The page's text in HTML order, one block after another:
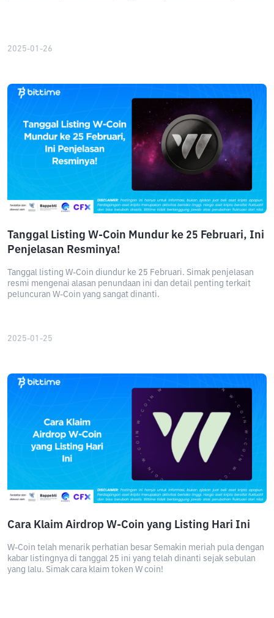
2025-01-26
Tanggal Listing W-Coin Mundur ke 25 Februari, Ini
Penjelasan Resminya!
Tanggal listing W-Coin diundur ke 25 Februari. Simak penjelasan
resmi mengenai alasan penundaan ini dan detail penting terkait
peluncuran W-Coin yang sangat dinanti.
2025-01-25
Cara Klaim Airdrop W-Coin yang Listing Hari Ini
W-Coin telah menarik perhatian besar Semakin meriah pula dengan
kabar listingnya di tanggal 25 ini yang telah dinanti sejak sebulan
yang lalu. Simak cara klaim token W coin!